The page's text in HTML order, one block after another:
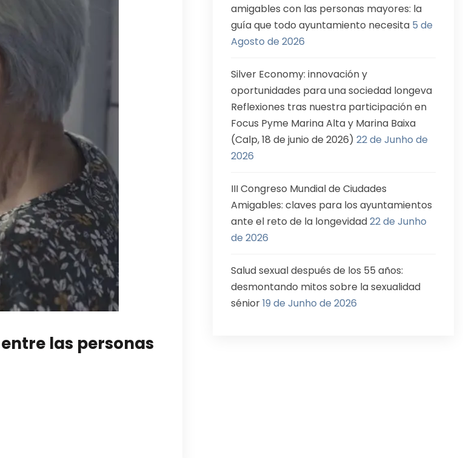
las personas
amigables con las personas mayores: la
guía que todo ayuntamiento necesita 5 de
Agosto de 2026
Silver Economy: innovación y
oportunidades para una sociedad longeva
Reflexiones tras nuestra participación en
Focus Pyme Marina Alta y Marina Baixa
(Calp, 18 de junio de 2026) 22 de Junho de
2026
III Congreso Mundial de Ciudades
Amigables: claves para los ayuntamientos
ante el reto de la longevidad22 de Junho
de 2026
Salud sexual después de los 55 años:
desmontando mitos sobre la sexualidad
sénior19 de Junho de 2026